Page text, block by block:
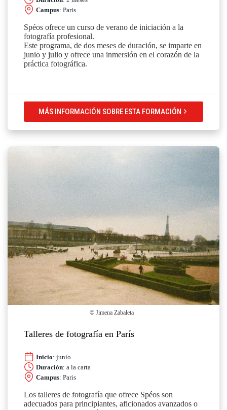
Campus: Paris
Spéos ofrece un curso de verano de iniciación a la
fotografía profesional.
Este programa, de dos meses de duración, se imparte en
junio y julio y ofrece una inmersión en el corazón de la
práctica fotográfica.
MÁS INFORMACIÓN SOBRE ESTA FORMACIÓN
© Jimena Zabaleta
Talleres de fotografía en París
Inicio: junio
Duración: a la carta
Campus: Paris
Los talleres de fotografía que ofrece Spéos son
adecuados para principiantes, aficionados avanzados o